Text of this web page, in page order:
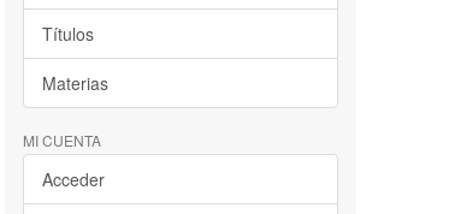
Títulos
Materias
MI CUENTA
Acceder